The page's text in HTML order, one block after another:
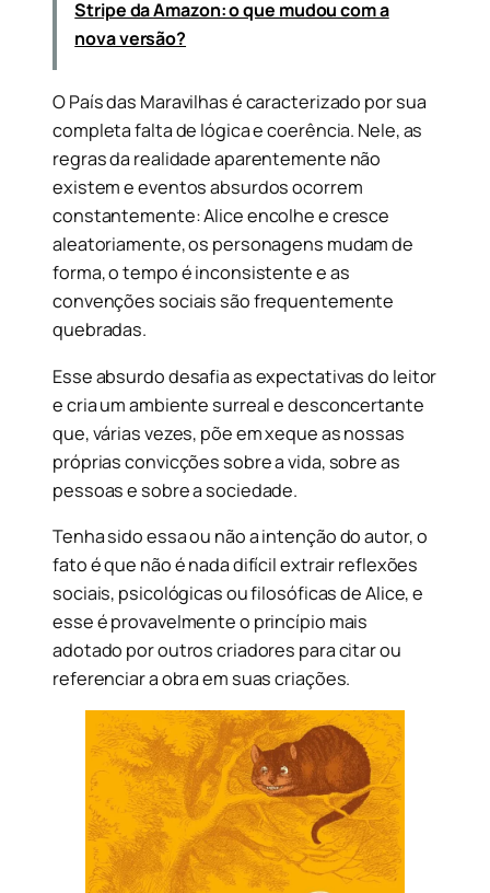
Stripe da Amazon: o que mudou com a
nova versão?
O País das Maravilhas é caracterizado por sua
completa falta de lógica e coerência. Nele, as
regras da realidade aparentemente não
existem e eventos absurdos ocorrem
constantemente: Alice encolhe e cresce
aleatoriamente, os personagens mudam de
forma, o tempo é inconsistente e as
convenções sociais são frequentemente
quebradas.
Esse absurdo desafia as expectativas do leitor
e cria um ambiente surreal e desconcertante
que, várias vezes, põe em xeque as nossas
próprias convicções sobre a vida, sobre as
pessoas e sobre a sociedade.
Tenha sido essa ou não a intenção do autor, o
fato é que não é nada difícil extrair reflexões
sociais, psicológicas ou filosóficas de Alice, e
esse é provavelmente o princípio mais
adotado por outros criadores para citar ou
referenciar a obra em suas criações.